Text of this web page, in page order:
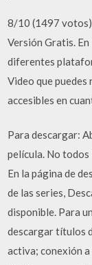
8/10 (1497
Versión Gratis.
diferentes
Video que
accesibles en
Para descargar:
película. No
En la página de
de las series,
disponible. Para
descargar títulos
activa; conexión